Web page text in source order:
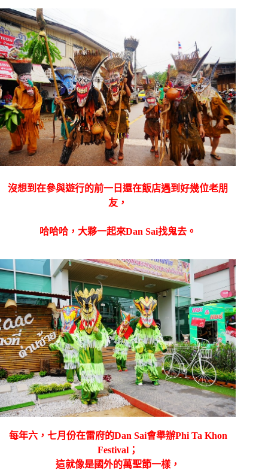
沒想到在參與遊行的前一日還在飯店遇到好幾位老朋
友，
哈哈哈，大夥一起來Dan Sai找鬼去。
每年六，七月份在雷府的Dan Sai會舉辦Phi Ta Khon
Festival；
這就像是國外的萬聖節一樣，